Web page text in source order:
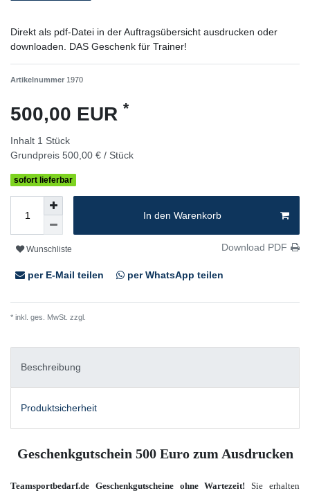
Direkt als pdf-Datei in der Auftragsübersicht ausdrucken oder
downloaden. DAS Geschenk für Trainer!
Artikelnummer 1970
500,00 EUR *
Inhalt 1 Stück
Grundpreis 500,00 € / Stück
sofort lieferbar
In den Warenkorb
Wunschliste Download PDF
per E-Mail teilen per WhatsApp teilen
* inkl. ges. MwSt. zzgl.
Beschreibung
Produktsicherheit
Geschenkgutschein 500 Euro zum Ausdrucken
Teamsportbedarf.de Geschenkgutscheine ohne Wartezeit! Sie erhalten